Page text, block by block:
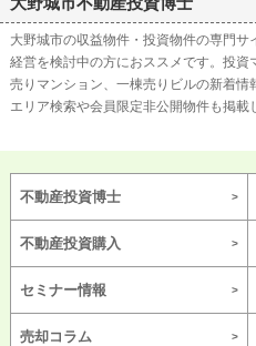
大野城市下大利
大野城市白木原
大野城市月の浦
大野城市つつじケ丘
大野城市平野台
大野城市瑞穂町
大野城市南大利
大野城市宮野台
大野城市山田
大野城市の収益物件・投資物件の専門サ
経営を検討中の方におススメです。投
売りマンション、一棟売りビルの新着
エリア検索や会員限定非公開物件も掲載
不動産投資博士
不動産投資購入
セミナー情報
売却コラム